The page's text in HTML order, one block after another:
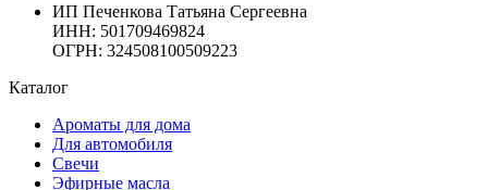
ИП Печенкова Татьяна Сергеевна
ИНН: 501709469824
ОГРН: 324508100509223
Каталог
Ароматы для дома
Для автомобиля
Свечи
Эфирные масла